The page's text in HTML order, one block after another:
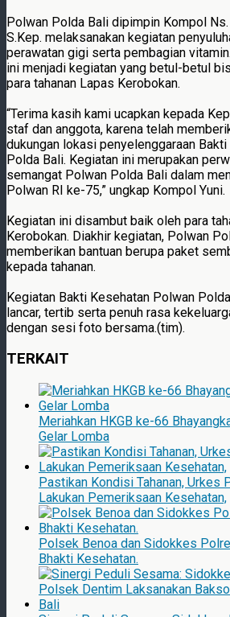
Polwan Polda Bali dipimpin Kompol
S.Kep. melaksanakan kegiatan
perawatan gigi serta pembagian
ini menjadi kegiatan yang betul-betul
para tahanan Lapas Kerobokan.
“Terima kasih kami ucapkan kepada
staf dan anggota, karena telah
dukungan lokasi penyelenggaraan
Polda Bali. Kegiatan ini merupakan
semangat Polwan Polda Bali dalam
Polwan RI ke-75,” ungkap Kompol Yuni.
Kegiatan ini disambut baik oleh para
Kerobokan. Diakhir kegiatan, Polwan
memberikan bantuan berupa paket
kepada tahanan.
Kegiatan Bakti Kesehatan Polwan
lancar, tertib serta penuh rasa
dengan sesi foto bersama.(tim).
TERKAIT
Meriahkan HKGB ke-66
Gelar Lomba
Pastikan Kondisi Tahanan, Urkes
Lakukan Pemeriksaan Kesehatan,
Polsek Benoa dan Sidokkes
Bhakti Kesehatan.